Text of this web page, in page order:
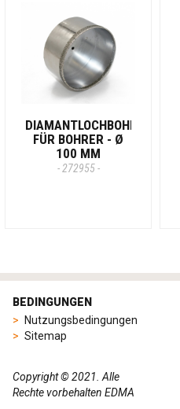
DIAMANTLOCHBOHRER
FÜR BOHRER - Ø
100 MM
- 272955 -
BEDINGUNGEN
Nutzungsbedingungen
Sitemap
Copyright © 2021. Alle
Rechte vorbehalten EDMA